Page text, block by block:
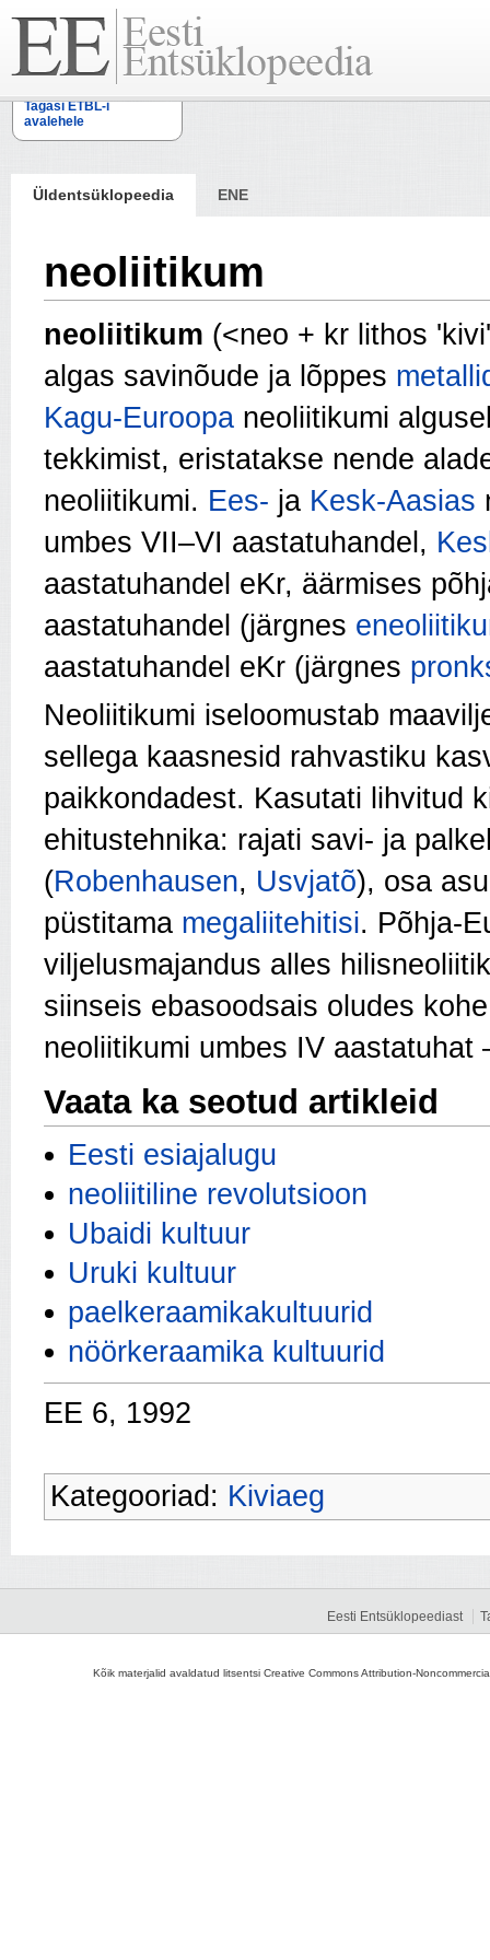
Tagasi ETBL-i
avalehele
Üldentsüklopeedia ENE
neoliitikum
neoliitikum (<neo + kr lithos
algas savinõude ja lõppes
Kagu-Euroopa neoliitikumi
tekkimist, eristatakse nende
neoliitikumi. Ees- ja Kesk-Aasias
umbes VII–VI aastatuhandel,
aastatuhandel eKr, äärmises
aastatuhandel (järgnes
aastatuhandel eKr (järgnes
Neoliitikumi iseloomustab
sellega kaasnesid rahvastiku
paikkondadest. Kasutati lihvitud
ehitustehnika: rajati savi- ja
(Robenhausen, Usvjatõ), osa
püstitama megaliitehitisi. Põhja-
viljelusmajandus alles
siinseis ebasoodsais olu­des
neoliitikumi umbes IV aastatuhat
Vaata ka seotud artikleid
Eesti esiajalugu
neoliitiline revolutsioon
Ubaidi kultuur
Uruki kultuur
paelkeraamikakultuurid
nöörkeraamika kultuurid
EE 6, 1992
Kategooriad: Kiviaeg
Eesti Entsüklopeediast
Kõik materjalid avaldatud litsentsi Creative Commons Attribution-